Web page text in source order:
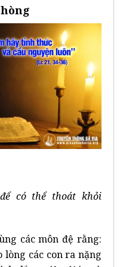
có thể thoát khỏi
các môn đệ rằng:
lòng các con ra nặng